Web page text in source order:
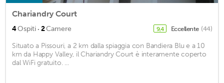
Chariandry Court
4Ospiti · 2Camere 9,4 Eccellente (44)
Situato a Pissouri, a 2 km dalla spiaggia con Bandiera Blu e a 10
km da Happy Valley, il Chariandry Court è interamente coperto
dal WiFi gratuito. ...